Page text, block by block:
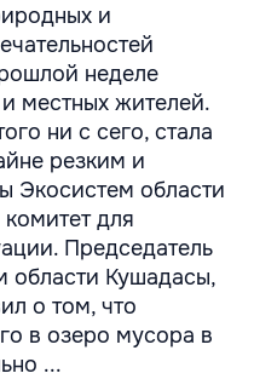
и
неделе
местных жителей.
ни с сего, стала
резким и
Экосистем области
для
Председатель
Кушадасы,
о том, что
в озеро мусора в
...